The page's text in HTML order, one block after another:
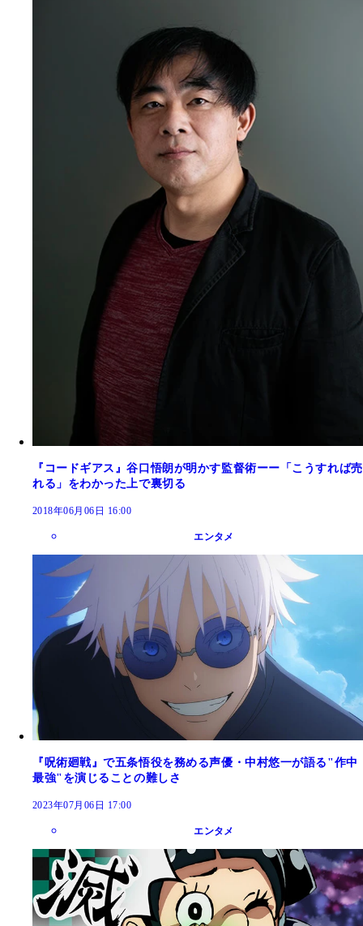
『コードギアス』谷口悟朗が明かす監督術ーー「こうすれば売
れる」をわかった上で裏切る
2018年06月06日 16:00
エンタメ
『呪術廻戦』で五条悟役を務める声優・中村悠一が語る"作中
最強"を演じることの難しさ
2023年07月06日 17:00
エンタメ